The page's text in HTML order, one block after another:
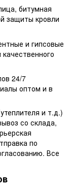
битумная
защиты кровли
и гипсовые
24/7
оптом и в
и т.д.)
со склада,
по
Все